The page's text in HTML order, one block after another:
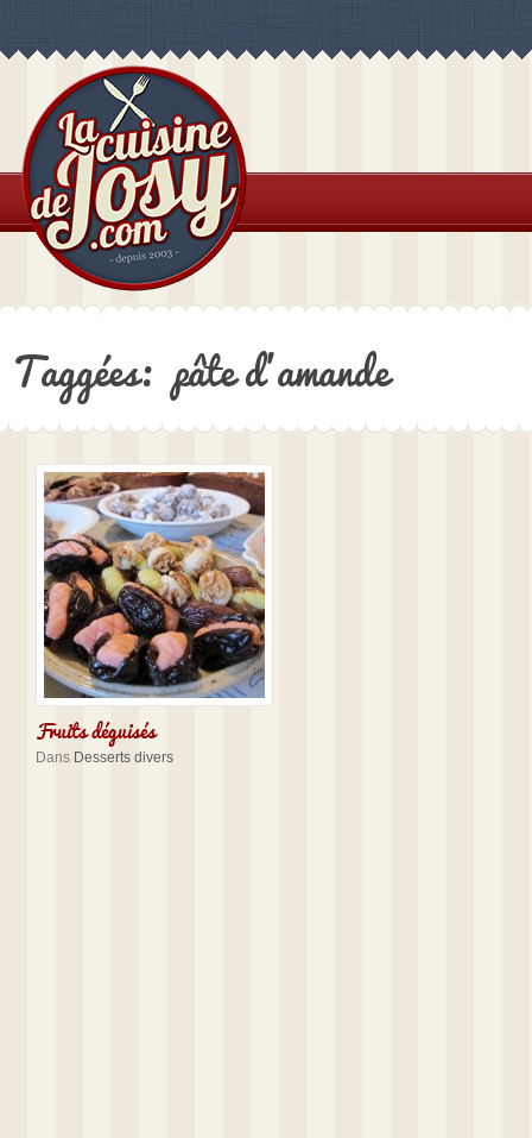
Taggées: pâte d’amande
Fruits déguisés
Dans Desserts divers